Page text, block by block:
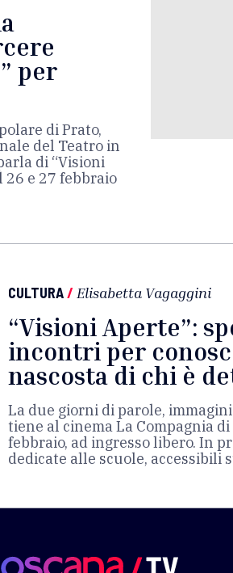
per
di Prato,
del Teatro in
di “Visioni
e 27 febbraio
CULTURA/ Elisabetta Vagaggini
“Visioni Aperte”:
incontri per
nascosta di chi è
La due giorni di parole,
tiene al cinema La Compagnia
febbraio, ad ingresso libero. In
dedicate alle scuole, accessibili